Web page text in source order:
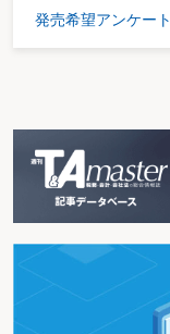
発売希望アンケート